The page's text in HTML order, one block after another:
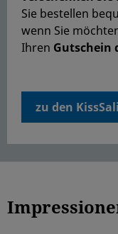
Sie bestellen
wenn Sie
Ihren Gutschein
zu den